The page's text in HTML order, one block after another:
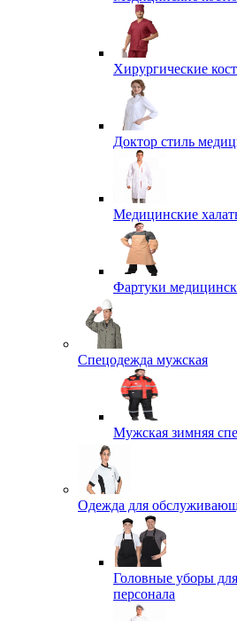
Хирургические
Доктор стиль
Медицинские
Фартуки
Спецодежда мужская
Мужская зимняя
Одежда для
Головные уборы
персонала